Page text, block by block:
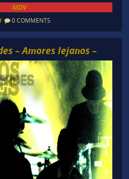
MDV
0 COMMENTS
– Amores lejanos –